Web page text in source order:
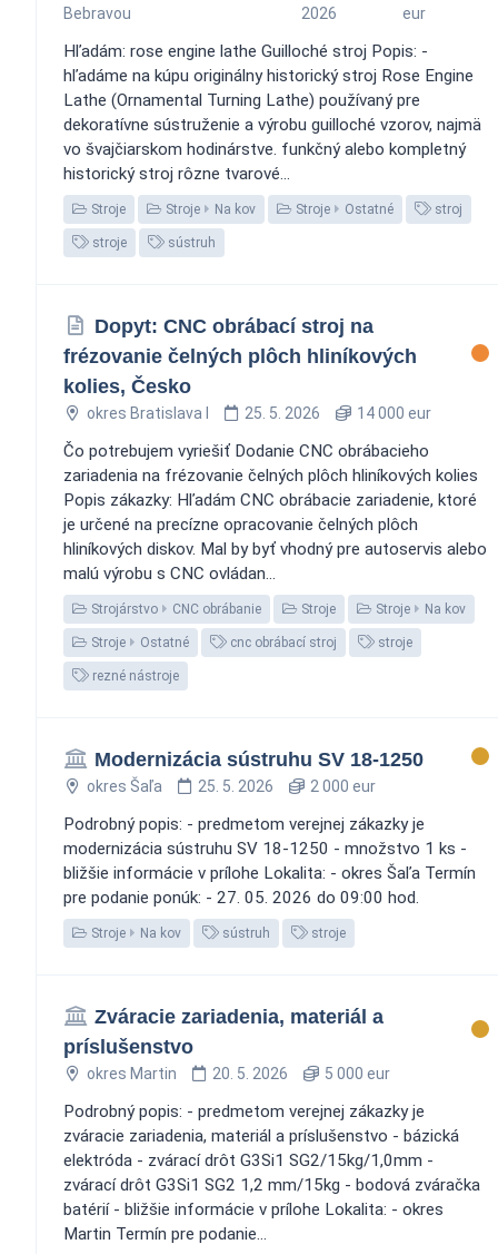
Bebravou
2026
eur
Hľadám: rose engine lathe Guilloché stroj Popis: -
hľadáme na kúpu originálny historický stroj Rose Engine
Lathe (Ornamental Turning Lathe) používaný pre
dekoratívne sústruženie a výrobu guilloché vzorov, najmä
vo švajčiarskom hodinárstve. funkčný alebo kompletný
historický stroj rôzne tvarové...
Stroje Stroje Na kov Stroje Ostatné stroj
stroje sústruh
Dopyt: CNC obrábací stroj na
frézovanie čelných plôch hliníkových
kolies, Česko
okres Bratislava I 25. 5. 2026 14 000 eur
Čo potrebujem vyriešiť Dodanie CNC obrábacieho
zariadenia na frézovanie čelných plôch hliníkových kolies
Popis zákazky: Hľadám CNC obrábacie zariadenie, ktoré
je určené na precízne opracovanie čelných plôch
hliníkových diskov. Mal by byť vhodný pre autoservis alebo
malú výrobu s CNC ovládan...
Strojárstvo CNC obrábanie Stroje Stroje Na kov
Stroje Ostatné cnc obrábací stroj stroje
rezné nástroje
Modernizácia sústruhu SV 18-1250
okres Šaľa 25. 5. 2026 2 000 eur
Podrobný popis: - predmetom verejnej zákazky je
modernizácia sústruhu SV 18-1250 - množstvo 1 ks -
bližšie informácie v prílohe Lokalita: - okres Šaľa Termín
pre podanie ponúk: - 27. 05. 2026 do 09:00 hod.
Stroje Na kov sústruh stroje
Zváracie zariadenia, materiál a
príslušenstvo
okres Martin 20. 5. 2026 5 000 eur
Podrobný popis: - predmetom verejnej zákazky je
zváracie zariadenia, materiál a príslušenstvo - bázická
elektróda - zvárací drôt G3Si1 SG2/15kg/1,0mm -
zvárací drôt G3Si1 SG2 1,2 mm/15kg - bodová zváračka
batérií - bližšie informácie v prílohe Lokalita: - okres
Martin Termín pre podanie...